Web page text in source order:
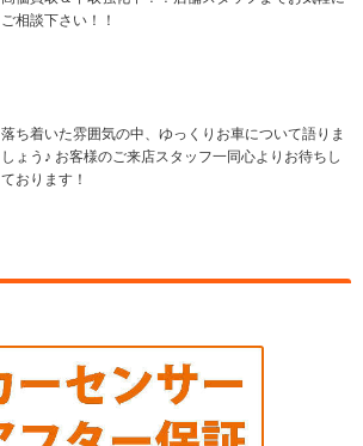
ご相談下さい！！
落ち着いた雰囲気の中、ゆっくりお車について語りま
しょう♪ お客様のご来店スタッフ一同心よりお待ちし
ております！